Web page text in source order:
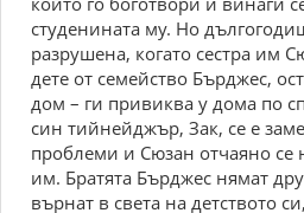
студенината му. Но
разрушена, когато сестра им
дете от семейство Бърджес,
дом – ги привиква у дома по
син тийнейджър, Зак, се е
проблеми и Сюзан отчаяно се
им. Братята Бърджес нямат
върнат в света на детството